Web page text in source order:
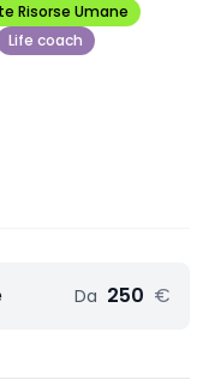
Risorse Umane
Life coach
Da 250 €